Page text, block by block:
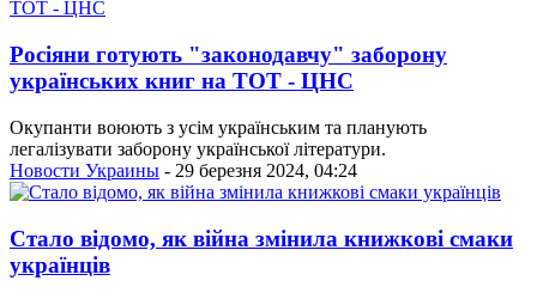
Росіяни готують "законодавчу" заборону
українських книг на ТОТ - ЦНС
Окупанти воюють з усім українським та планують
легалізувати заборону української літератури.
Новости Украины - 29 березня 2024, 04:24
Стало відомо, як війна змінила книжкові смаки
українців